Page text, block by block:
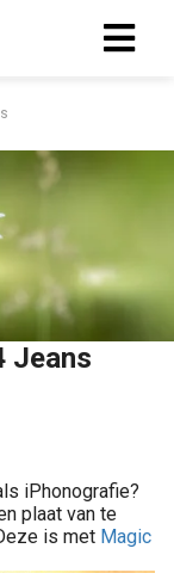
Jeans
iPhonografie?
plaat van te
is met Magic